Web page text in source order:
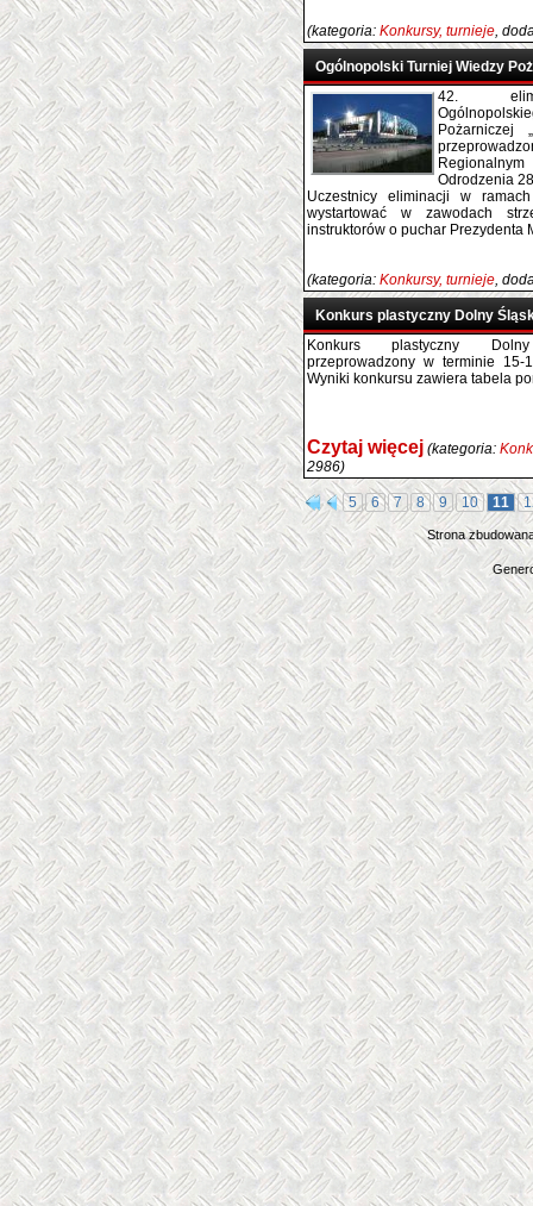
(kategoria: Konkursy, turnieje,
Ogólnopolski Turniej Wiedzy
42.
Pożarniczej
Odrodzenia
Uczestnicy eliminacji w
wystartować w zawodach
instruktorów o puchar Prezydenta
(kategoria: Konkursy, turnieje,
Konkurs plastyczny Dolny
Konkurs plastyczny
przeprowadzony w terminie
Wyniki konkursu zawiera tabela
Czytaj więcej (kategoria:
2986)
5 6 7 8 9 10 11
Strona